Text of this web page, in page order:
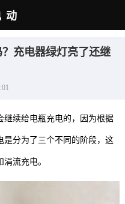
动
充电器绿灯亮了还继
继续给电瓶充电的，因为根据
是分为了三个不同的阶段，这
流充电。